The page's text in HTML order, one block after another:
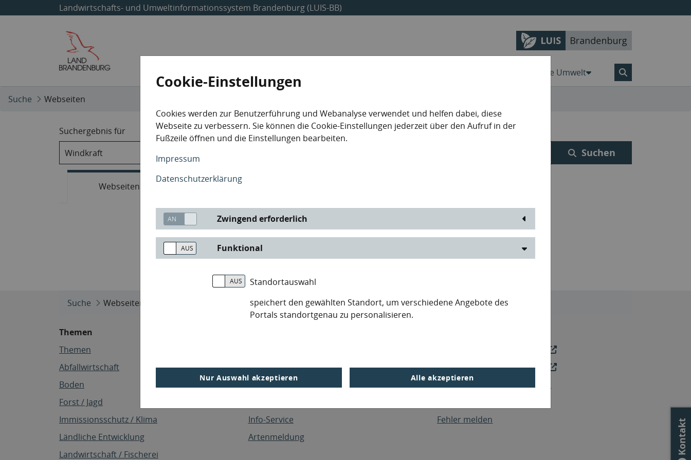
Landwirtschafts- und Umweltinformationssystem Brandenburg (LUIS-BB)
Aktiv für die Umwelt
Suche Webseiten
Suchergebnis für
Suchen
Webseiten
Cookie-Einstellungen
Cookies werden zur Benutzerführung und Webanalyse verwendet und helfen dabei, diese
Webseite zu verbessern. Sie können die Cookie-Einstellungen jederzeit über den Aufruf in der
Fußzeile öffnen und die Einstellungen bearbeiten.
Impressum
Datenschutzerklärung
Zwingend erforderlich
Funktional
Standortauswahl
speichert den gewählten Standort, um verschiedene Angebote des
Portals standortgenau zu personalisieren.
Nur Auswahl akzeptieren Alle akzeptieren
Suche Webseiten
Themen
Themen
Abfallwirtschaft
Boden
Forst / Jagd
Immissionsschutz / Klima
Ländliche Entwicklung
Landwirtschaft / Fischerei
Open Data
Metadaten
Info-Service
Artenmeldung
Serviceportal Brandenburg
Unsere Suche in Ihrem Portal
Fehler melden
Kontakt